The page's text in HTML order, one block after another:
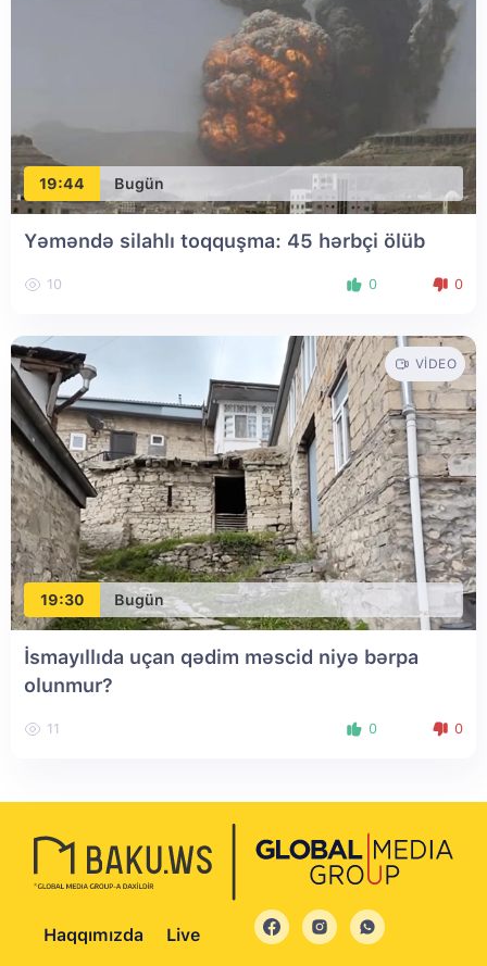
19:44 Bugün
Yəməndə silahlı toqquşma: 45 hərbçi ölüb
10 0 0
19:30 Bugün
VIDEO
İsmayıllıda uçan qədim məscid niyə bərpa
olunmur?
11 0 0
Haqqımızda Live